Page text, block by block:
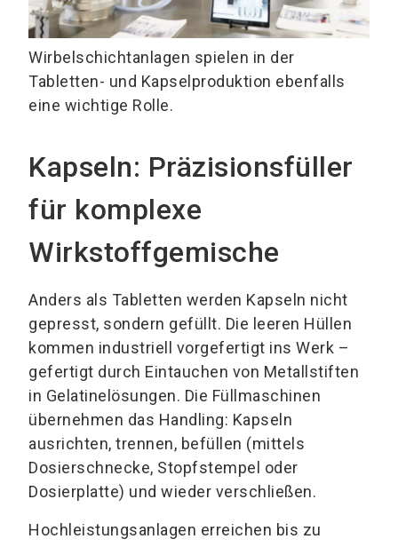
Wirbelschichtanlagen spielen in der
Tabletten- und Kapselproduktion ebenfalls
eine wichtige Rolle.
Kapseln: Präzisionsfüller
für komplexe
Wirkstoffgemische
Anders als Tabletten werden Kapseln nicht
gepresst, sondern gefüllt. Die leeren Hüllen
kommen industriell vorgefertigt ins Werk –
gefertigt durch Eintauchen von Metallstiften
in Gelatinelösungen. Die Füllmaschinen
übernehmen das Handling: Kapseln
ausrichten, trennen, befüllen (mittels
Dosierschnecke, Stopfstempel oder
Dosierplatte) und wieder verschließen.
Hochleistungsanlagen erreichen bis zu